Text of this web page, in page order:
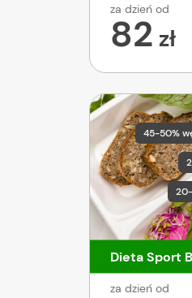
za dzień od
82 zł
45-50%
Dieta Sport
za dzień od